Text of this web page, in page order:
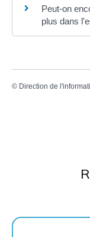
Peut-on
plus dans
© Direction de